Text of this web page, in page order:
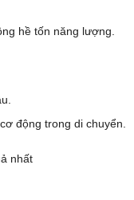
hề tốn năng lượng.
động trong di chuyển.
nhất